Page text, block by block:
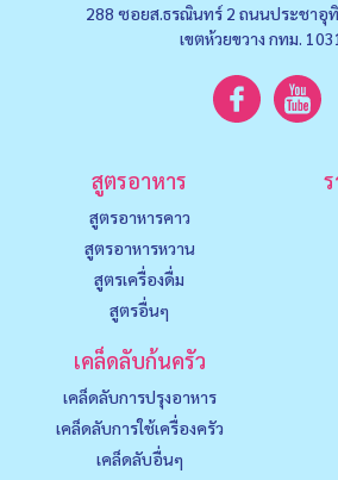
288 ซอยส.ธรณินทร์ 2 ถนนประชาอุทิ
เขตห้วยขวาง กทม.
สูตรอาหาร
สูตรอาหารคาว
สูตรอาหารหวาน
สูตรเครื่องดื่ม
สูตรอื่นๆ
เคล็ดลับก้นครัว
เคล็ดลับการปรุงอาหาร
เคล็ดลับการใช้เครื่องครัว
เคล็ดลับอื่นๆ